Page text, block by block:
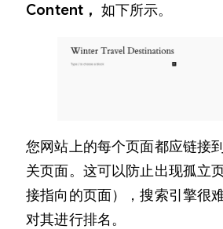
Content， 如下所示。
您网站上的每个页面都应链接
关页面。这可以防止出现孤立
接指向的页面），搜索引擎很
对其进行排名。